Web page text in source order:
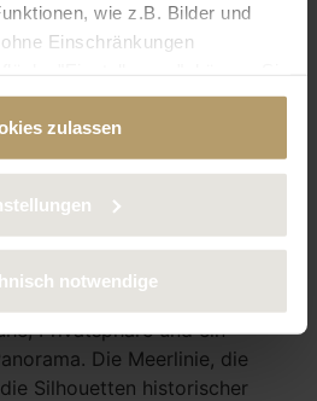
wie z.B. Bilder und
Einschränkungen
Technologien gezielt
über die von uns
Sie in unserer
zulassen
notwendige
Privatsphäre und ein
Die Meerlinie, die
Silhouetten historischer